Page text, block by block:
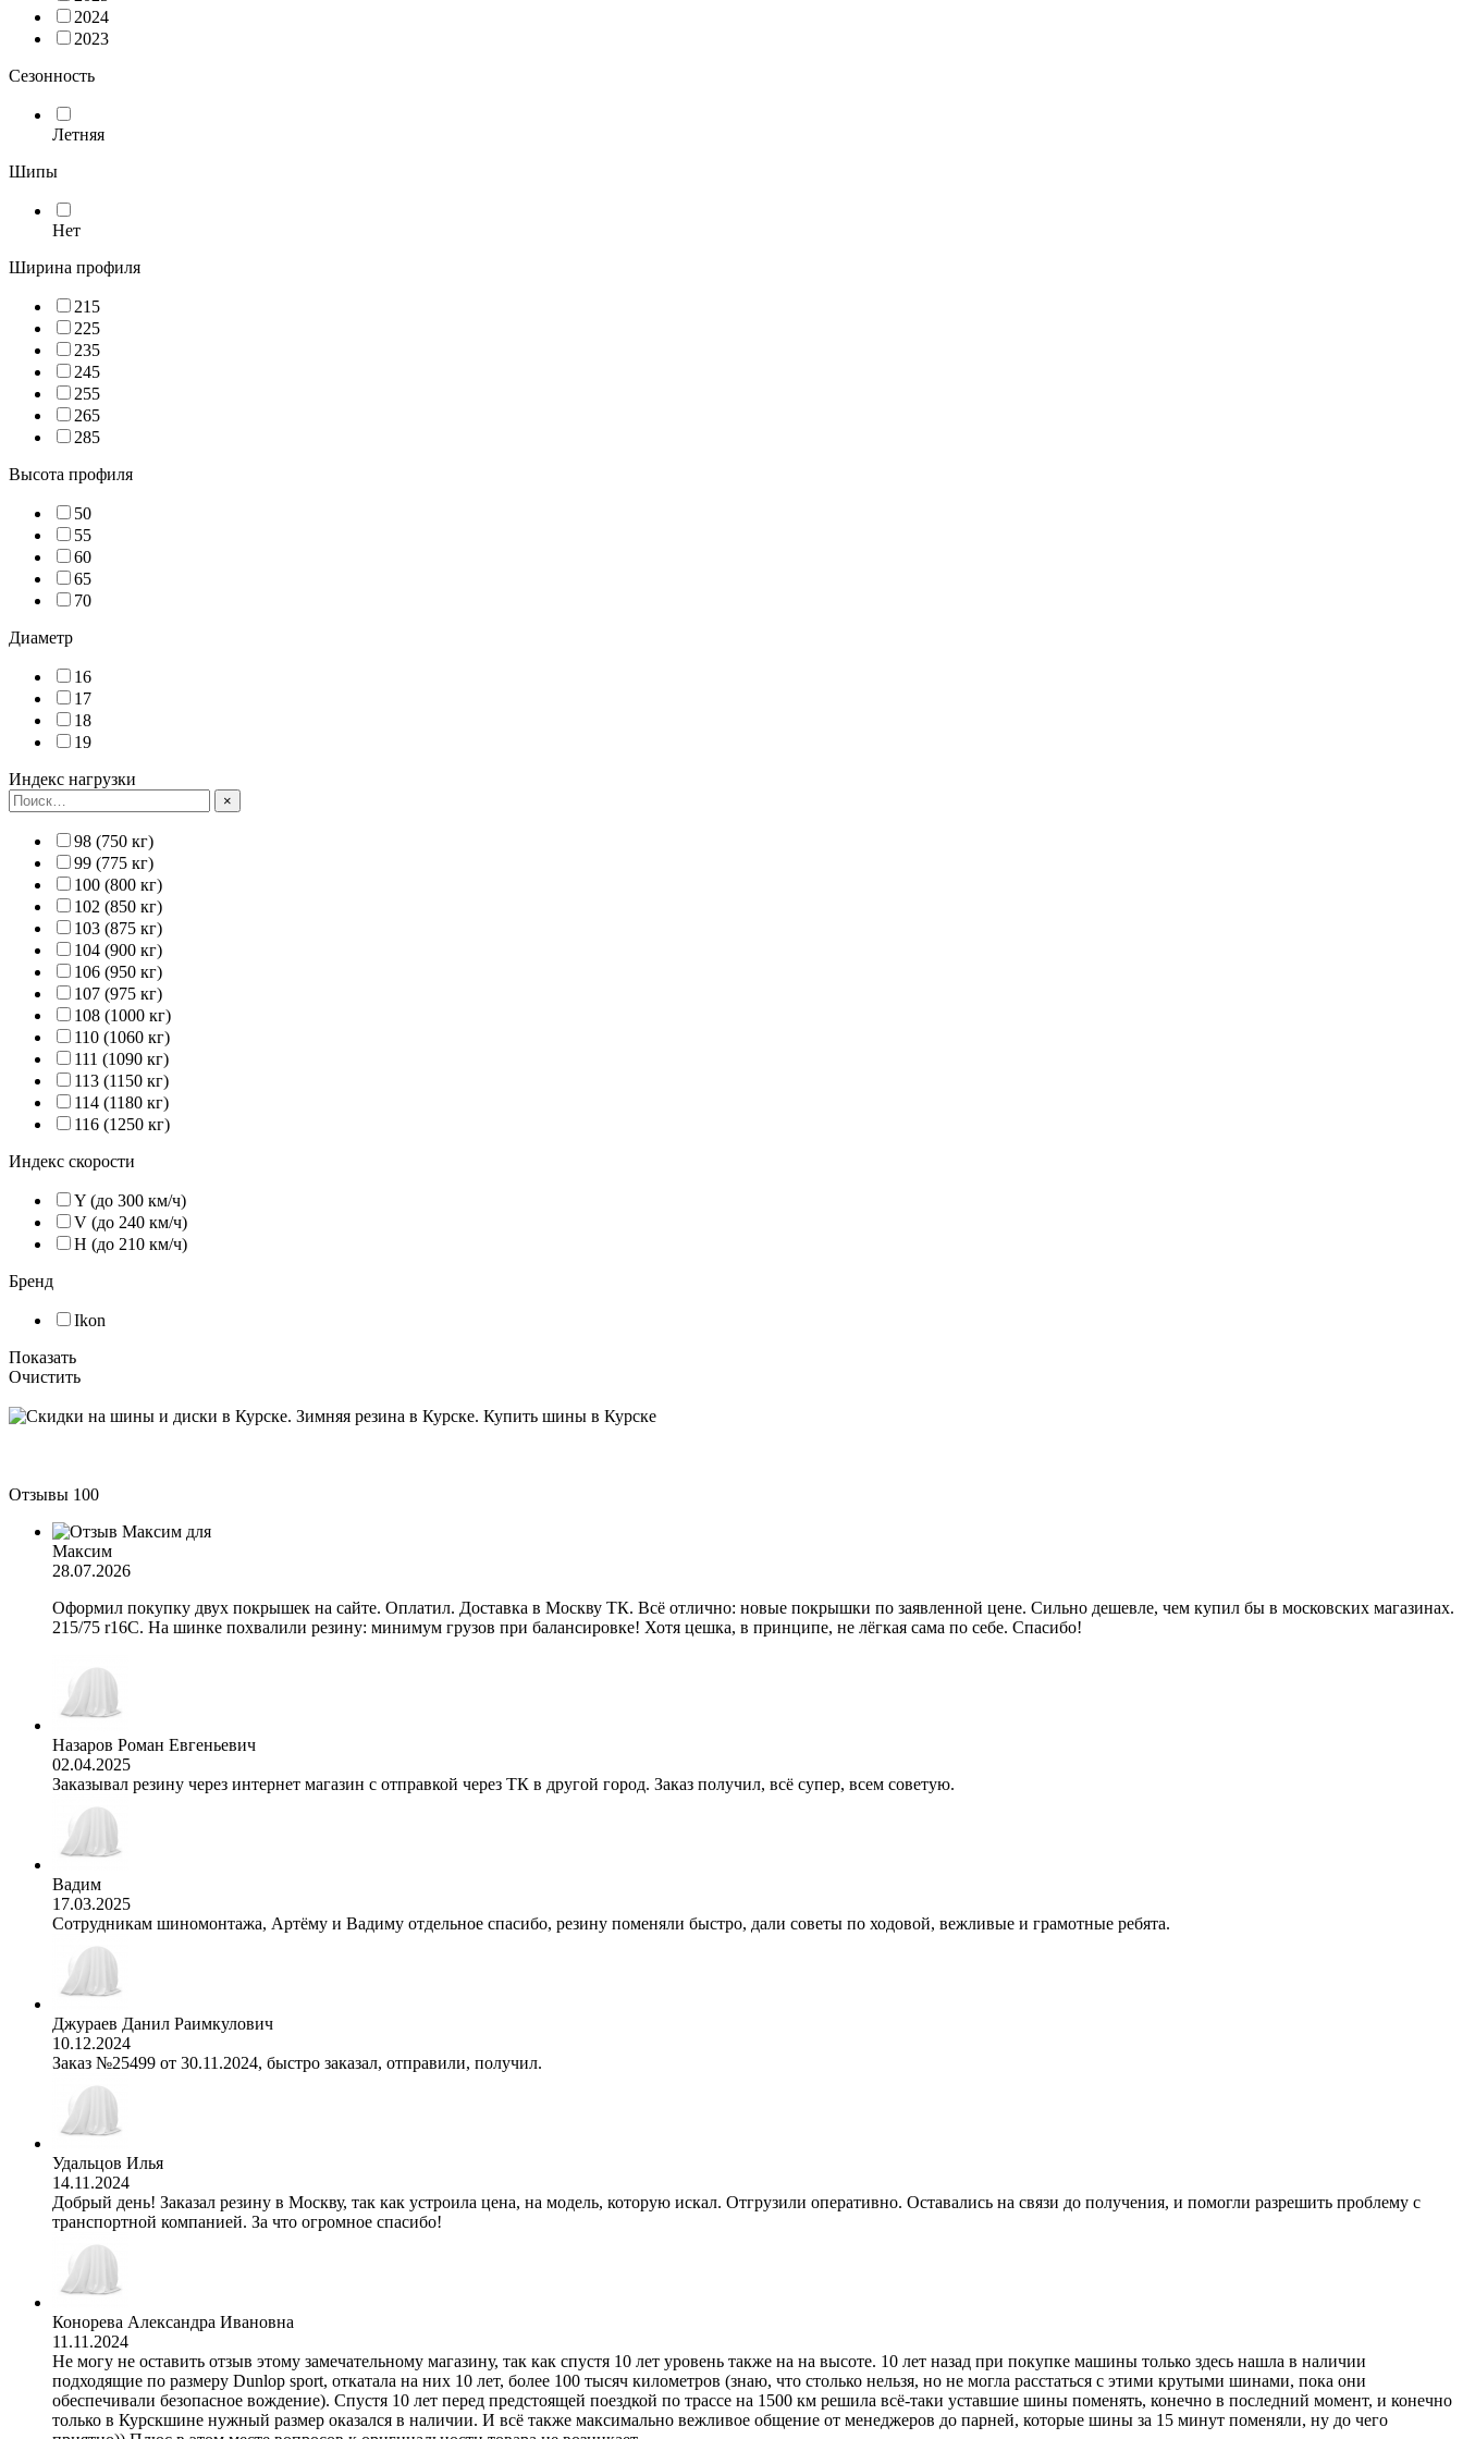
2024
2023
Сезонность
Летняя
Шипы
Нет
Ширина профиля
215
225
235
245
255
265
285
Высота профиля
50
55
60
65
70
Диаметр
16
17
18
19
Индекс нагрузки
×
98 (750 кг)
99 (775 кг)
100 (800 кг)
102 (850 кг)
103 (875 кг)
104 (900 кг)
106 (950 кг)
107 (975 кг)
108 (1000 кг)
110 (1060 кг)
111 (1090 кг)
113 (1150 кг)
114 (1180 кг)
116 (1250 кг)
Индекс скорости
Y (до 300 км/ч)
V (до 240 км/ч)
H (до 210 км/ч)
Бренд
Ikon
Показать
Очистить
Отзывы 100
Максим
28.07.2026
Оформил покупку двух покрышек на сайте. Оплатил. Доставка в Москву ТК. Всё отлично: новые покрышки по заявленной цене. Сильно дешевле, чем купил бы в московских магазинах.
215/75 r16C. На шинке похвалили резину: минимум грузов при балансировке! Хотя цешка, в принципе, не лёгкая сама по себе. Спасибо!
Назаров Роман Евгеньевич
02.04.2025
Заказывал резину через интернет магазин с отправкой через ТК в другой город. Заказ получил, всё супер, всем советую.
Вадим
17.03.2025
Сотрудникам шиномонтажа, Артёму и Вадиму отдельное спасибо, резину поменяли быстро, дали советы по ходовой, вежливые и грамотные ребята.
Джураев Данил Раимкулович
10.12.2024
Заказ №25499 от 30.11.2024, быстро заказал, отправили, получил.
Удальцов Илья
14.11.2024
Добрый день! Заказал резину в Москву, так как устроила цена, на модель, которую искал. Отгрузили оперативно. Оставались на связи до получения, и помогли разрешить проблему с
транспортной компанией. За что огромное спасибо!
Конорева Александра Ивановна
11.11.2024
Не могу не оставить отзыв этому замечательному магазину, так как спустя 10 лет уровень также на на высоте. 10 лет назад при покупке машины только здесь нашла в наличии
подходящие по размеру Dunlop sport, откатала на них 10 лет, более 100 тысяч километров (знаю, что столько нельзя, но не могла расстаться с этими крутыми шинами, пока они
обеспечивали безопасное вождение). Спустя 10 лет перед предстоящей поездкой по трассе на 1500 км решила всё-таки уставшие шины поменять, конечно в последний момент, и конечно
только в Курскшине нужный размер оказался в наличии. И всё также максимально вежливое общение от менеджеров до парней, которые шины за 15 минут поменяли, ну до чего